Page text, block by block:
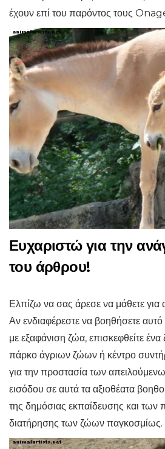
έχουν επί του παρόντος τους
Ευχαριστώ για την
του άρθρου!
Ελπίζω να σας άρεσε να μάθετε για
Αν ενδιαφέρεστε να βοηθήσετε
με εξαφάνιση ζώα, επισκεφθείτε
πάρκο άγριων ζώων ή κέντρο
για την προστασία των
εισόδου σε αυτά τα αξιοθέατα
της δημόσιας εκπαίδευσης και
διατήρησης των ζώων παγκοσμίως.